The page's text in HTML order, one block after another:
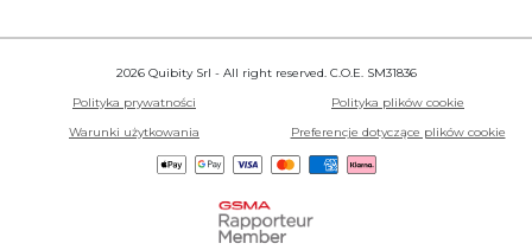
2026 Quibity Srl - All right reserved. C.O.E. SM31836
Polityka prywatności
Polityka plików cookie
Warunki użytkowania
Preferencje dotyczące plików cookie